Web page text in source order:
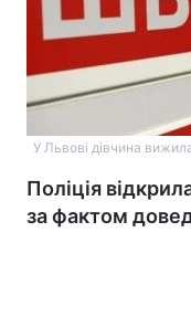
У Львові дівчина
Поліція
за фактом